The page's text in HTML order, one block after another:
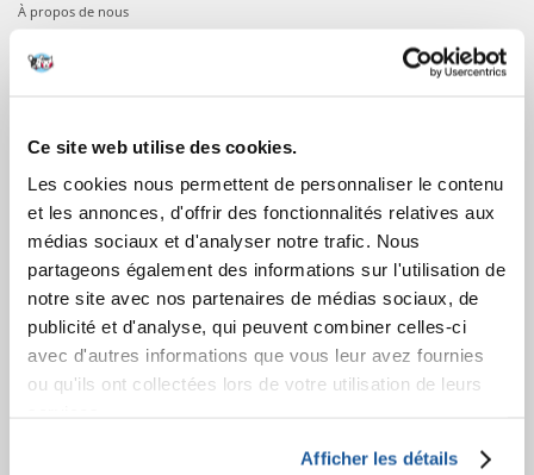
Ce site web utilise des cookies.
Les cookies nous permettent de personnaliser le contenu
et les annonces, d'offrir des fonctionnalités relatives aux
médias sociaux et d'analyser notre trafic. Nous
partageons également des informations sur l'utilisation de
notre site avec nos partenaires de médias sociaux, de
publicité et d'analyse, qui peuvent combiner celles-ci
avec d'autres informations que vous leur avez fournies
ou qu'ils ont collectées lors de votre utilisation de leurs
Afficher les détails
À propos de nous
COMMANDES
Connexion à votre compte
Informations sur la commande
Votre commande
APRÈS L'ACHAT
Factures
Garantie et service
Information sur le droit de rétractation